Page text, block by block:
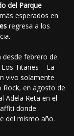
del Parque
esperados en
regresa a los
desde febrero de
Titanes – La
vivo solamente
Rock, en agosto de
Adela Reta en el
donde
del mismo año.